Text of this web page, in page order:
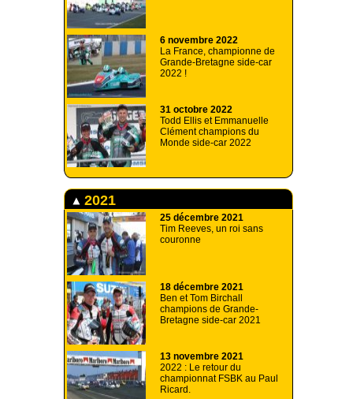
6 novembre 2022
La France, championne de
Grande-Bretagne side-car
2022 !
31 octobre 2022
Todd Ellis et Emmanuelle
Clément champions du
Monde side-car 2022
2021
25 décembre 2021
Tim Reeves, un roi sans
couronne
18 décembre 2021
Ben et Tom Birchall
champions de Grande-
Bretagne side-car 2021
13 novembre 2021
2022 : Le retour du
championnat FSBK au Paul
Ricard.